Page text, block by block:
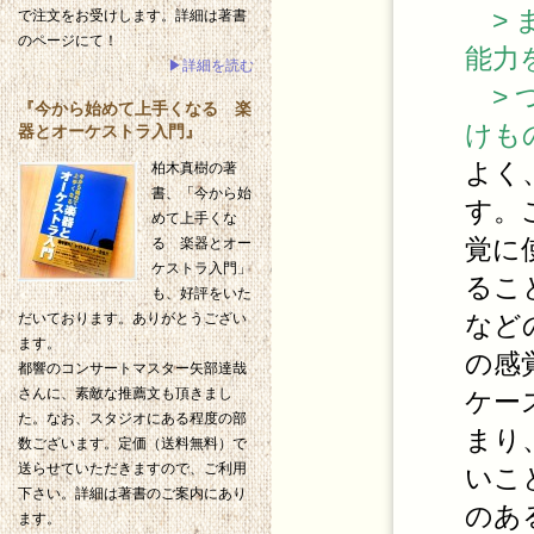
>
能力
>
けも
よく
す。
覚に
るこ
など
の感
ケー
まり
いこ
のあ
で注文をお受けします。詳細は著書
のページにて！
▶詳細を読む
『今から始めて上手くなる 楽
器とオーケストラ入門』
柏木真樹の著
書、「今から始
めて上手くな
る 楽器とオー
ケストラ入門」
も、好評をいた
だいております。ありがとうござい
ます。
都響のコンサートマスター矢部達哉
さんに、素敵な推薦文も頂きまし
た。なお、スタジオにある程度の部
数ございます。定価（送料無料）で
送らせていただきますので、ご利用
下さい。詳細は著書のご案内にあり
ます。